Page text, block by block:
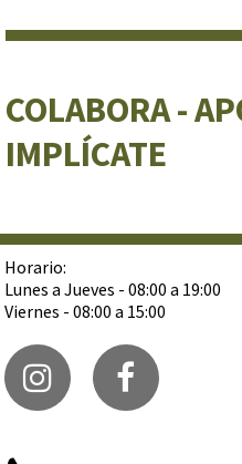
COLABORA -
IMPLÍCATE
Horario:
Lunes a Jueves - 08:00 a 19:00
Viernes - 08:00 a 15:00
 